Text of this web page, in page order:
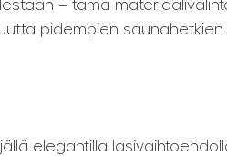
– tämä
pidempien
elegantilla